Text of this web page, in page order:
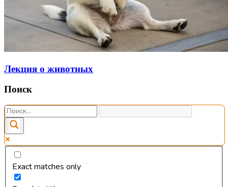
Лекция о животных
Поиск
Exact matches only